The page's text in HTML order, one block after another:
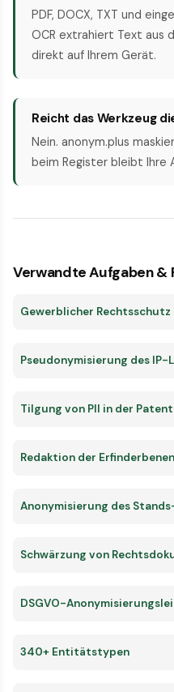
PDF, DOCX, TXT und
OCR extrahiert Text aus
direkt auf Ihrem Gerät.
Reicht das Werkzeug
Nein. anonym.plus
beim Register bleibt Ihre
Verwandte Aufgaben &
Gewerblicher
Pseudonymisierung des
Tilgung von PII in der
Redaktion der
Anonymisierung des
Schwärzung von
DSGVO-
340+ Entitätstypen